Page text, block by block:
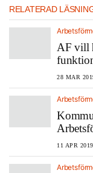
Källa:
RELATERAD
AF vill
28 MAR
11 APR 2019